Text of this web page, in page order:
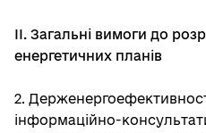
ІІ. Загальні вимоги до
енергетичних планів
2.
інформаційно-